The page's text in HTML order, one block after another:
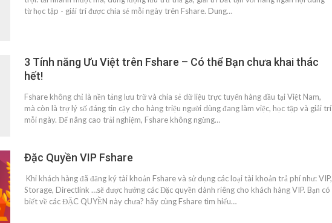
từ học tập - giải trí được chia sẻ mỗi ngày trên Fshare. Dung…
3 Tính năng Ưu Việt trên Fshare – Có thể Bạn chưa khai thác
hết!
Fshare không chỉ là nền tảng lưu trữ và chia sẻ dữ liệu trực tuyến hàng đầu tại Việt Nam,
mà còn là trợ lý số đáng tin cậy cho hàng triệu người dùng đang làm việc, học tập và giải trí
mỗi ngày. Để nâng cao trải nghiệm, Fshare không ngừng…
Đặc Quyền VIP Fshare
Khi khách hàng đã đăng ký tài khoản Fshare và sử dụng các loại tài khoản trả phí như: VIP,
Storage, Directlink …sẽ được hưởng các Đặc quyền dành riêng cho khách hàng VIP. Bạn có
biết về các ĐẶC QUYỀN này chưa? hãy cùng Fshare tìm hiểu…